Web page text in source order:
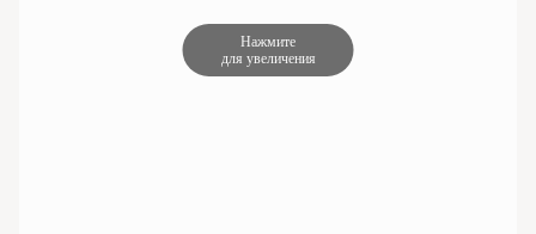
Нажмите
для увеличения